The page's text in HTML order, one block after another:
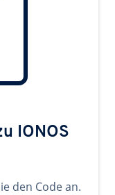
IONOS
den Code an.